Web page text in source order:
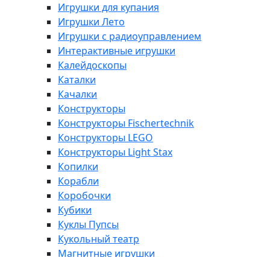
Игрушки для купания
Игрушки Лето
Игрушки с радиоуправлением
Интерактивные игрушки
Калейдоскопы
Каталки
Качалки
Конструкторы
Конструкторы Fisсhertechnik
Конструкторы LEGO
Конструкторы Light Stax
Копилки
Корабли
Коробочки
Кубики
Куклы Пупсы
Кукольный театр
Магнитные игрушки